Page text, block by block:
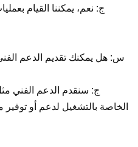
ج: نعم، يمكننا القيام
س: هل يمكنك تقديم الدعم
ج: سنقدم الدعم الفني
الخاصة بالتشغيل لدعم أو